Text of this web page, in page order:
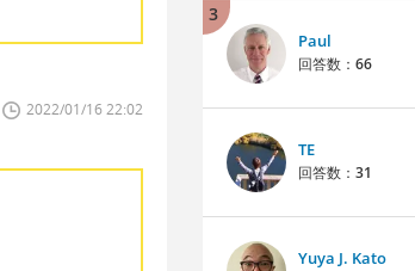
2022/01/16 22:02
3
Paul
回答数： 66
TE
回答数： 31
Yuya J. Kato